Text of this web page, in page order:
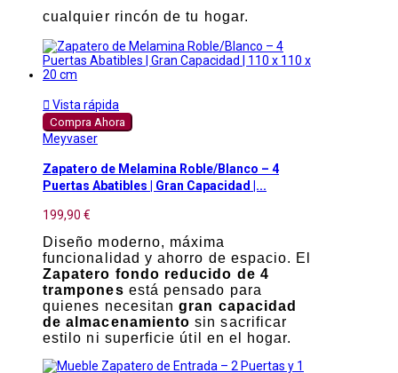
cualquier rincón de tu hogar.
 Vista rápida
Compra Ahora
Meyvaser
Zapatero de Melamina Roble/Blanco – 4
Puertas Abatibles | Gran Capacidad |...
199,90 €
Diseño moderno, máxima
funcionalidad y ahorro de espacio. El
Zapatero fondo reducido de 4
trampones está pensado para
quienes necesitangran capacidad
de almacenamiento sin sacrificar
estilo ni superficie útil en el hogar.